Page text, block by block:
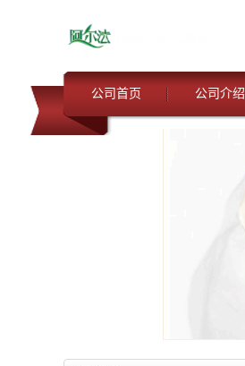
公司首页 公司介绍